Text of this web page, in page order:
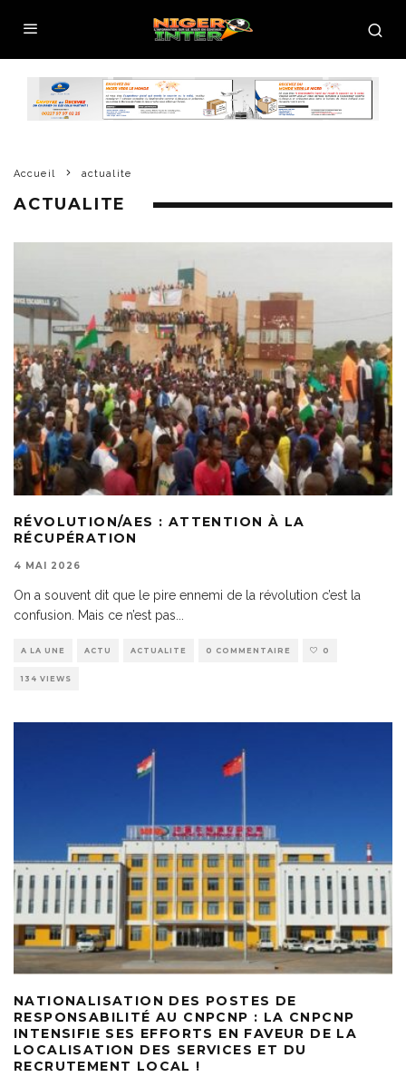
Accueil actualite
ACTUALITE
RÉVOLUTION/AES : ATTENTION À LA
RÉCUPÉRATION
4 MAI 2026
On a souvent dit que le pire ennemi de la révolution c’est la
confusion. Mais ce n’est pas
A LA UNE ACTU ACTUALITE 0 COMMENTAIRE 0
134 VIEWS
NATIONALISATION DES POSTES DE
RESPONSABILITÉ AU CNPCNP : LA CNPCNP
INTENSIFIE SES EFFORTS EN FAVEUR DE LA
LOCALISATION DES SERVICES ET DU
RECRUTEMENT LOCAL !